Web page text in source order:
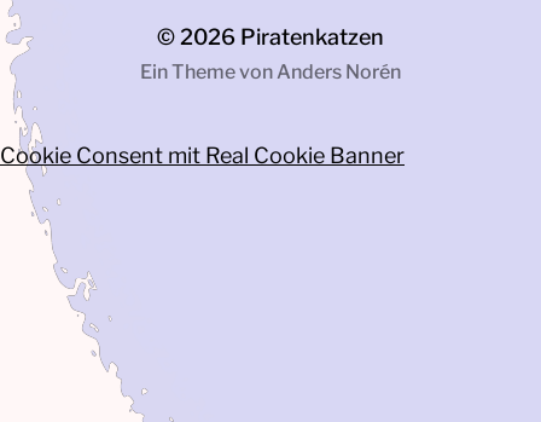
© 2026 Piratenkatzen
Ein Theme von Anders Norén
Cookie Consent mit Real Cookie Banner